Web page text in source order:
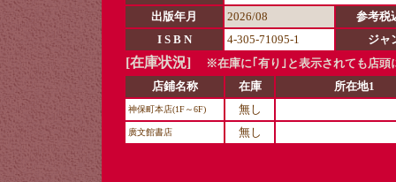
出版年月 2026/08
参考税
I S B N
4-305-71095-1 ジャ
[在庫状況]
※在庫に｢有り｣と表示されても店頭
店鋪名称
在庫 所在地1
神保町本店(1F～6F) 無し
廣文館書店 無し